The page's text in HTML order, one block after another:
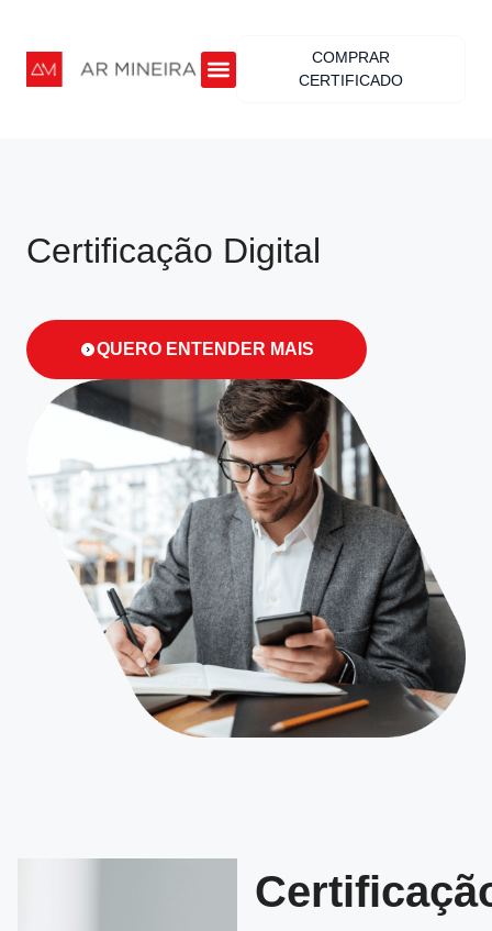
COMPRAR
CERTIFICADO
Certificação Digital
QUERO ENTENDER MAIS